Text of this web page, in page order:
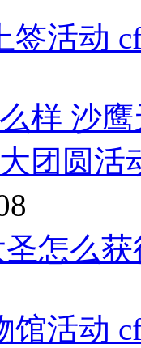
签活动
样 沙
团圆活
怎么
馆活动